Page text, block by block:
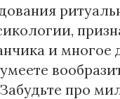
и многое
про